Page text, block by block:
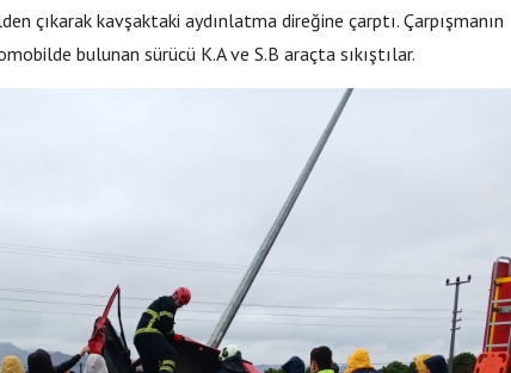
çıkarak kavşaktaki aydınlatma direğine çarptı. Çarpışmanın
bulunan sürücü K.A ve S.B araçta sıkıştılar.